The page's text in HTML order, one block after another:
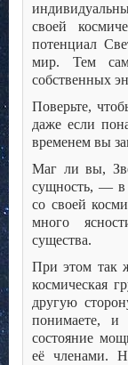
своей
потенциал
мир. Тем
собственных
Поверьте,
даже если
временем вы
Маг ли вы,
сущность, — в
со своей
много
существа.
При этом так
космическая
другую
понимаете, и
состояние
её членами.